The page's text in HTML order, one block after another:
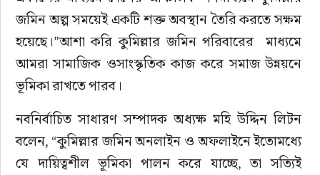
জমিন অল্প সময়েই একটি শক্ত অবস্থান তৈরি করতে সক্ষম
হয়েছে।”আশা করি কুমিল্লার জমিন পরিবারের  মাধ্যমে
আমরা সামাজিক ওসাংস্কৃতিক কাজ করে সমাজ উন্নয়নে
ভূমিকা রাখতে পারব।
নবনির্বাচিত সাধারণ সম্পাদক অধ্যক্ষ মহি উদ্দিন লিটন
বলেন, “কুমিল্লার জমিন অনলাইন ও অফলাইনে ইতোমধ্যে
যে দায়িত্বশীল ভূমিকা পালন করে যাচ্ছে, তা সত্যিই